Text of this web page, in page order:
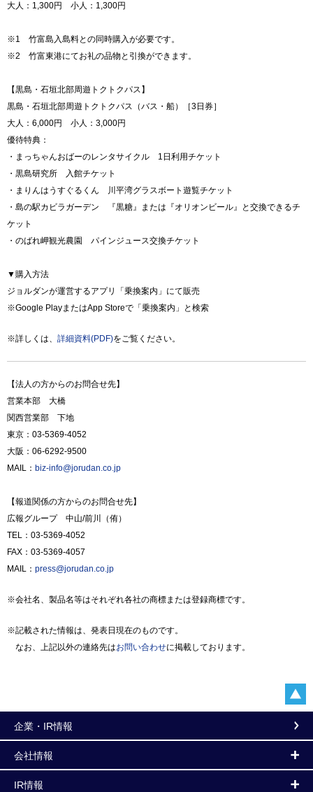
大人：1,300円 小人：1,300円
※1 竹富島入島料との同時購入が必要です。
※2 竹富東港にてお礼の品物と引換ができます。
【黒島・石垣北部周遊トクトクパス】
黒島・石垣北部周遊トクトクパス（バス・船）［3日券］
大人：6,000円 小人：3,000円
優待特典：
・まっちゃんおばーのレンタサイクル 1日利用チケット
・黒島研究所 入館チケット
・まりんはうすぐるくん 川平湾グラスボート遊覧チケット
・島の駅カビラガーデン 『黒糖』または『オリオンビール』と交換できるチ
ケット
・のばれ岬観光農園 パインジュース交換チケット
▼購入方法
ジョルダンが運営するアプリ「乗換案内」にて販売
※Google PlayまたはApp Storeで「乗換案内」と検索
※詳しくは、 詳細資料(PDF)をご覧ください。
【法人の方からのお問合せ先】
営業本部 大橋
関西営業部 下地
東京：03-5369-4052
大阪：06-6292-9500
MAIL： biz-info@jorudan.co.jp
【報道関係の方からのお問合せ先】
広報グループ 中山/前川（侑）
TEL：03-5369-4052
FAX：03-5369-4057
MAIL： press@jorudan.co.jp
※会社名、製品名等はそれぞれ各社の商標または登録商標です。
※記載された情報は、発表日現在のものです。
なお、上記以外の連絡先はお問い合わせに掲載しております。
企業・IR情報
会社情報
IR情報